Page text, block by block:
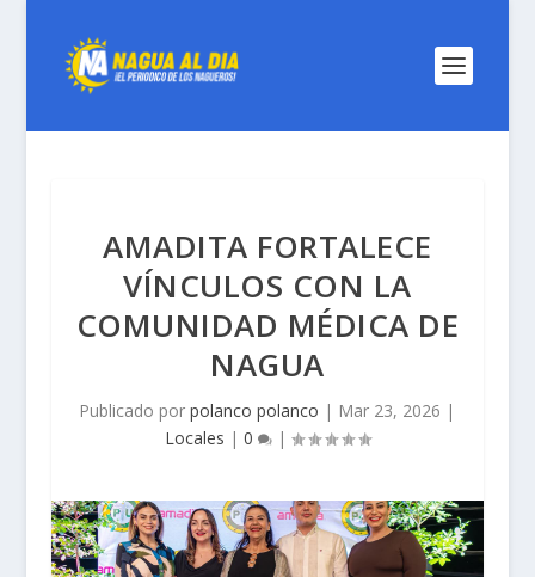
AMADITA FORTALECE
VÍNCULOS CON LA
COMUNIDAD MÉDICA DE
NAGUA
Publicado porpolanco polanco | Mar 23, 2026 |
Locales | 0 |